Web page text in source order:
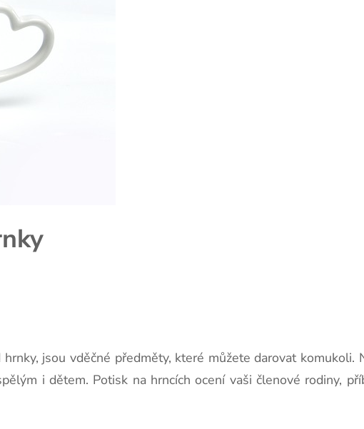
hrnky, jsou vděčné předměty, které můžete darovat
i dětem. Potisk na hrncích ocení vaši členové rodiny,